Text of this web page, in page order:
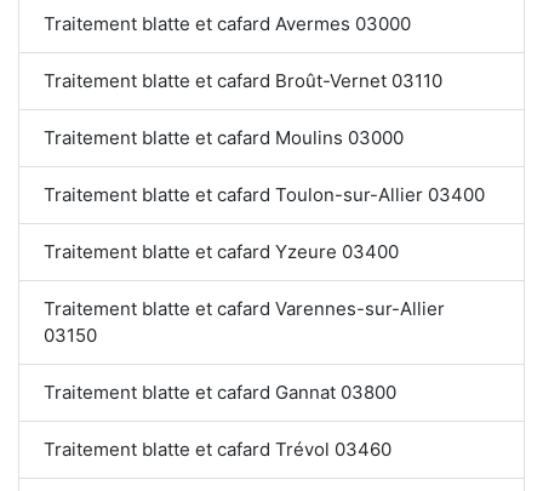
Traitement blatte et cafard Avermes 03000
Traitement blatte et cafard Broût-Vernet 03110
Traitement blatte et cafard Moulins 03000
Traitement blatte et cafard Toulon-sur-Allier 03400
Traitement blatte et cafard Yzeure 03400
Traitement blatte et cafard Varennes-sur-Allier
03150
Traitement blatte et cafard Gannat 03800
Traitement blatte et cafard Trévol 03460